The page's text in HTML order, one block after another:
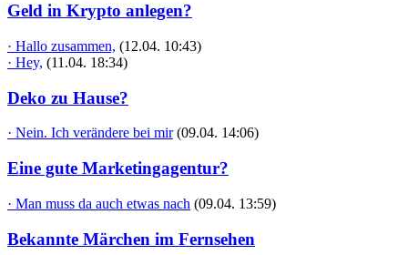
Geld in Krypto anlegen?
· Hallo zusammen, (12.04. 10:43)
· Hey, (11.04. 18:34)
Deko zu Hause?
· Nein. Ich verändere bei mir (09.04. 14:06)
Eine gute Marketingagentur?
· Man muss da auch etwas nach (09.04. 13:59)
Bekannte Märchen im Fernsehen